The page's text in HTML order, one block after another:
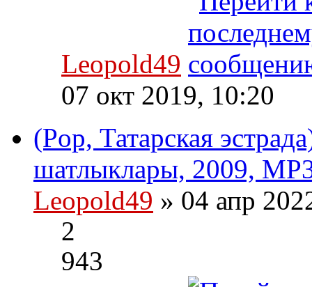
Leopold49
07 окт 2019, 10:20
(Pop, Татарская
шатлыклары, 2009,
Leopold49 » 04 апр
2
943